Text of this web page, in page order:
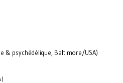
& psychédélique, Baltimore/USA)